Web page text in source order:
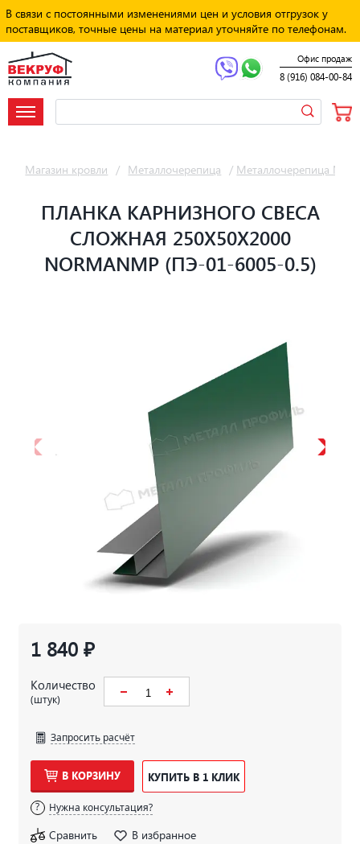
В связи с постоянными изменениями цен и условия отгрузок у
поставщиков, точные цены на материал уточняйте по телефонам.
Офис продаж
8 (916) 084-00-84
Магазин кровли / Металлочерепица / Металлочерепица
ПЛАНКА КАРНИЗНОГО СВЕСА
СЛОЖНАЯ 250Х50Х2000
NORMANMP (ПЭ-01-6005-0.5)
1 840 ₽
Количество
(штук)
Запросить расчёт
В КОРЗИНУ КУПИТЬ В 1 КЛИК
Нужна консультация?
Сравнить В избранное